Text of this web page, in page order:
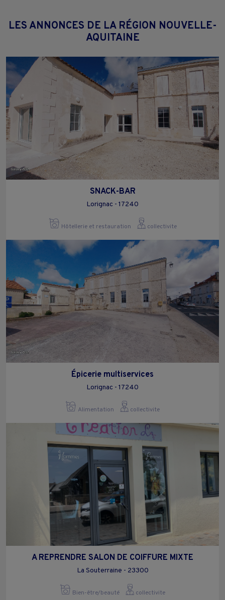
LES ANNONCES DE LA RÉGION NOUVELLE-
AQUITAINE
SNACK-BAR
Lorignac - 17240
Hôtellerie et restauration collectivite
Épicerie multiservices
Lorignac - 17240
Alimentation collectivite
A REPRENDRE SALON DE COIFFURE MIXTE
La Souterraine - 23300
Bien-être/beauté collectivite